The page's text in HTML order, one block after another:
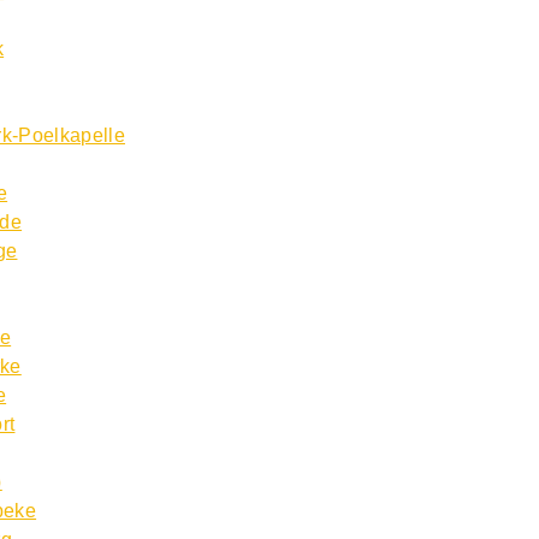
Poelkapelle